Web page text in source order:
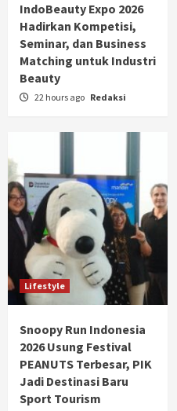
IndoBeauty Expo 2026
Hadirkan Kompetisi,
Seminar, dan Business
Matching untuk Industri
Beauty
22 hours ago Redaksi
Lifestyle
Snoopy Run Indonesia
2026 Usung Festival
PEANUTS Terbesar, PIK
Jadi Destinasi Baru
Sport Tourism